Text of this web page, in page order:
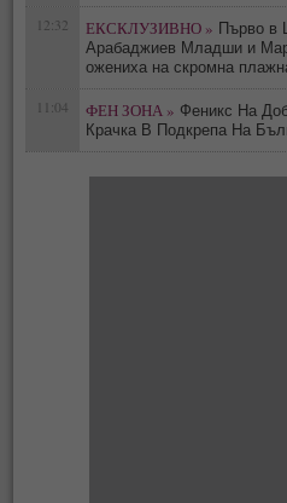
12:32 ЕКСКЛУЗИВНО » Първо в
Арабаджиев Младши и
oжениха на скромна
11:04 ФЕН ЗОНА » Феникс На
Крачка В Подкрепа На